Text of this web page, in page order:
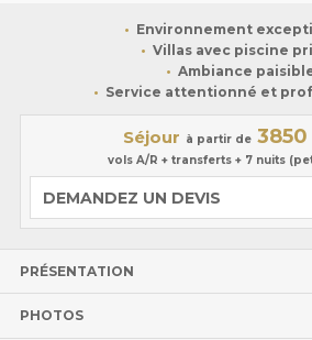
Environnement
Villas avec piscine
Ambiance
Service attentionné et
Séjour à partir de
vols A/R + transferts + 7 nuits
DEMANDEZ UN DEVIS
PRÉSENTATION
PHOTOS